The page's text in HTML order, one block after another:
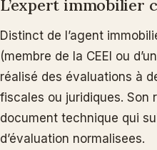
L’expert immobilier
Distinct de l’agent
(membre de la CEEI ou
réalisé des évaluations à
fiscales ou juridiques. Son
document technique qui
d’évaluation normalisees.